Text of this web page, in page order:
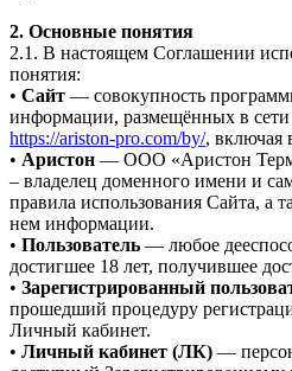
2. Основные понятия
2.1. В настоящем Соглашении
понятия:
• Сайт — совокупность
информации, размещённых в сети
https://ariston-pro.com/by/, включая
• Аристон — ООО «Аристон
– владелец доменного имени и
правила использования Сайта, а
нем информации.
• Пользователь — любое
достигшее 18 лет, получившее
• Зарегистрированный
прошедший процедуру
Личный кабинет.
• Личный кабинет (ЛК) —